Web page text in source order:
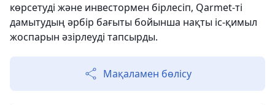
көрсетуді және инвестормен бірлесіп, Qarmet-ті
дамытудың әрбір бағыты бойынша нақты іс-қимыл
жоспарын әзірлеуді тапсырды.
Мақаламен бөлісу